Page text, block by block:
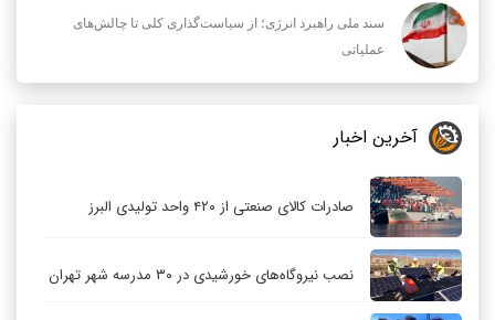
سند ملی راهبرد انرژی؛ از سیاست‌گذاری کلی تا چالش‌های
عملیاتی
آخرین اخبار
صادرات کالای صنعتی از ۴۲۰ واحد تولیدی البرز
نصب نیروگاه‌های خورشیدی در ۳۰ مدرسه شهر تهران